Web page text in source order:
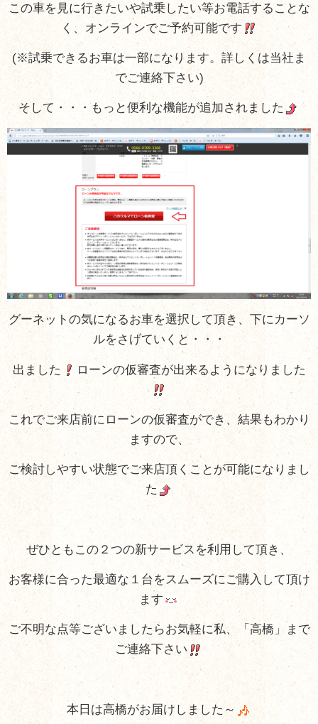
この車を見に行きたいや試乗したい等お電話することな
く、オンラインでご予約可能です
(※試乗できるお車は一部になります。詳しくは当社ま
でご連絡下さい)
そして・・・もっと便利な機能が追加されました
グーネットの気になるお車を選択して頂き、下にカーソ
ルをさげていくと・・・
出ました ローンの仮審査が出来るようになりました
これでご来店前にローンの仮審査ができ、結果もわかり
ますので、
ご検討しやすい状態でご来店頂くことが可能になりまし
た
ぜひともこの２つの新サービスを利用して頂き、
お客様に合った最適な１台をスムーズにご購入して頂け
ます
ご不明な点等ございましたらお気軽に私、「高橋」まで
ご連絡下さい
本日は高橋がお届けしました～